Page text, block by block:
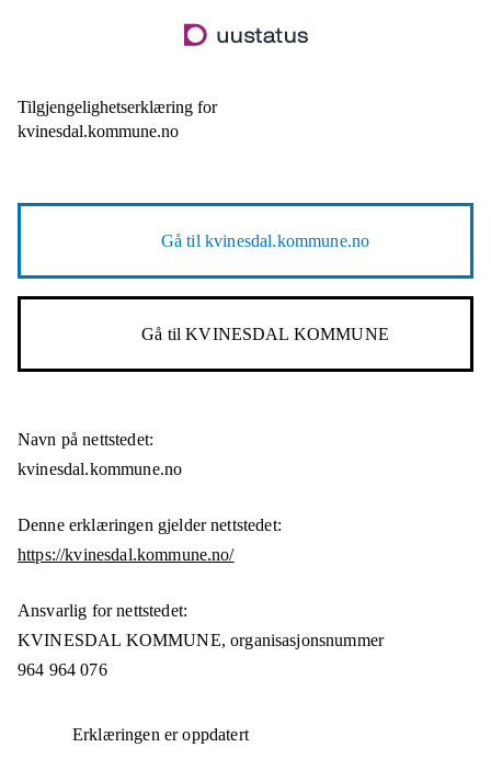
til
Tilgjengelighetserklæring for
kvinesdal.kommune.no
Gå til kvinesdal.kommune.no
Gå tilKVINESDAL KOMMUNE
Navn på nettstedet:
kvinesdal.kommune.no
Denne erklæringen gjelder nettstedet:
https://kvinesdal.kommune.no/
Ansvarlig for nettstedet:
KVINESDAL KOMMUNE,organisasjonsnummer
964 964 076
Erklæringen er oppdatert